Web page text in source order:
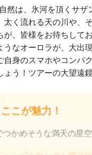
然は、氷河を頂くサ
太く流れる天の川や、
が、皆様をお待ちして
うなオーロラが、大出
自身のスマホやコンパ
ょう！ツアーの大望遠
ここが魅力！
つかめそうな満天の星空